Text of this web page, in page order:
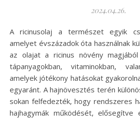
2024.04.26.
A ricinusolaj a természet egyik csodálatos ajándéka,
amelyet évszázadok óta használnak
az olajat a ricinus növény
tápanyagokban, vitaminokban,
amelyek jótékony hatásokat
egyaránt. A hajnövesztés terén
sokan felfedezték, hogy rendszeres
hajhagymák működését,